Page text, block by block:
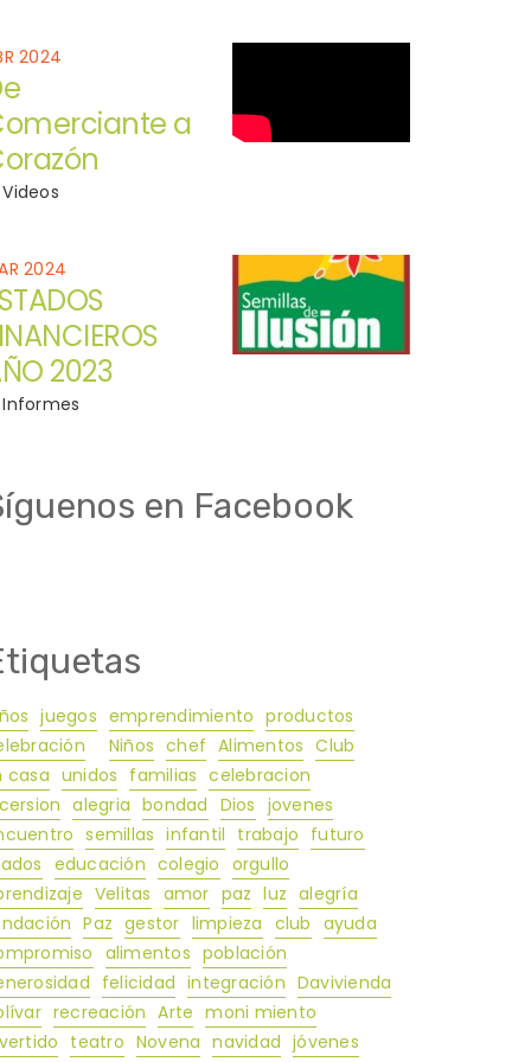
2024
a
Videos
2024
2023
Informes
en Facebook
juegos emprendimiento productos
Niños chef Alimentos Club
casa unidos familias celebracion
alegria bondad Dios jovenes
semillas infantil trabajo futuro
educación colegio orgullo
Velitas amor paz luz alegría
Paz gestor limpieza club ayuda
alimentos población
felicidad integración Davivienda
recreación Arte moni miento
teatro Novena navidad jóvenes